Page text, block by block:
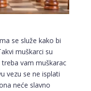
se služe kako bi
muškarci su
vam muškarac
vezu se ne isplati
neće slavno